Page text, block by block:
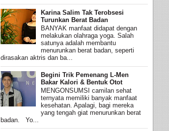
Karina Salim Tak Terobsesi
Turunkan Berat Badan
BANYAK manfaat didapat dengan
melakukan olahraga yoga. Salah
satunya adalah membantu
menurunkan berat badan, seperti
dirasakan aktris dan ba...
Begini Trik Pemenang L-Men
Bakar Kalori & Bentuk Otot
MENGONSUMSI camilan sehat
ternyata memiliki banyak manfaat
kesehatan. Apalagi, bagi mereka
yang tengah giat menurunkan berat
badan. Yo...